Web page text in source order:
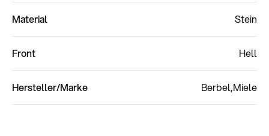
Material Stein
Front Hell
Hersteller/Marke Berbel Miele